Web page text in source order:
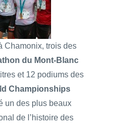
Chamonix, trois des
du Mont-Blanc
et 12 podiums des
Championships
un des plus beaux
de l’histoire des